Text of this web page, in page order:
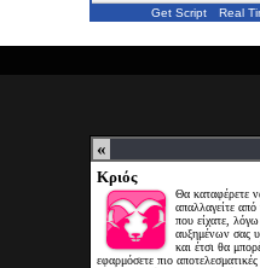
Get Script Real